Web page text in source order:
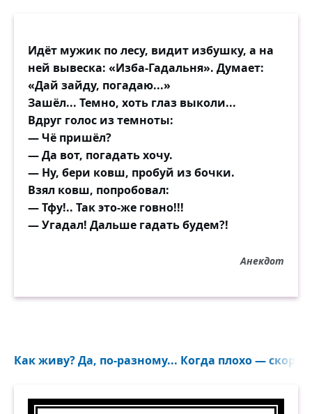
Идёт мужик по лесу, видит избушку, а на
ней вывеска: «Изба-Гадальня». Думает:
«Дай зайду, погадаю...»
Зашёл... Темно, хоть глаз выколи...
Вдруг голос из темноты:
— Чё пришёл?
— Да вот, погадать хочу.
— Ну, бери ковш, пробуй из бочки.
Взял ковш, попробовал:
— Тфу!.. Так это-же говно!!!
— Угадал! Дальше гадать будем?!
Анекдот
Как живу? Да, по-разному... Когда плохо — скорая